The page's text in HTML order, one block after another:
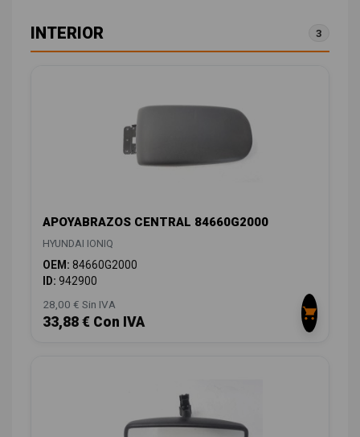
INTERIOR 3
APOYABRAZOS CENTRAL 84660G2000
HYUNDAI IONIQ
OEM: 84660G2000
ID: 942900
28,00 € Sin IVA
33,88 € Con IVA